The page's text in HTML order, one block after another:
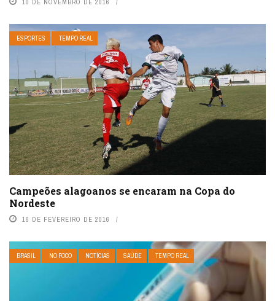
10 DE NOVEMBRO DE 2016
ESPORTES TEMPO REAL
Campeões alagoanos se encaram na Copa do
Nordeste
16 DE FEVEREIRO DE 2016
BRASIL NO FOCO NOTÍCIAS SAÚDE TEMPO REAL